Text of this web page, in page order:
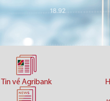
Tin về Agribank